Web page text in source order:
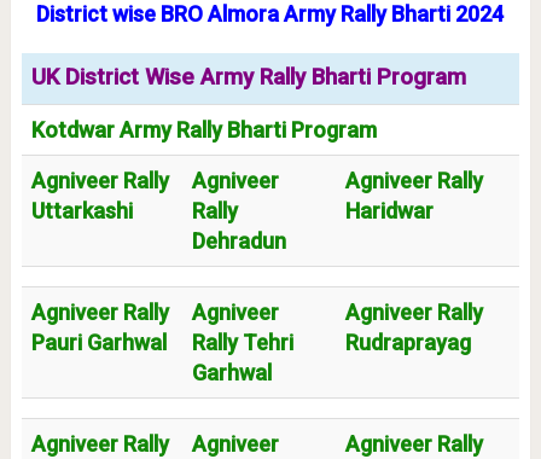
District wise BRO Almora Army Rally Bharti 2024
UK District Wise Army Rally Bharti Program
Kotdwar Army Rally Bharti Program
Agniveer Rally
Uttarkashi
Agniveer
Rally
Dehradun
Agniveer Rally
Haridwar
Agniveer Rally
Pauri Garhwal
Agniveer
Rally Tehri
Garhwal
Agniveer Rally
Rudraprayag
Agniveer Rally
Agniveer
Agniveer Rally